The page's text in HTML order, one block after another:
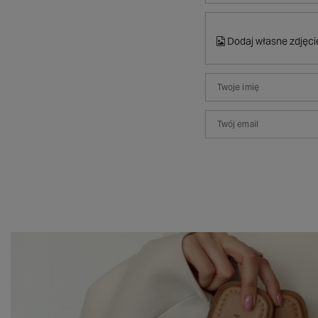
Dodaj własne
Twoje imię
Twój email